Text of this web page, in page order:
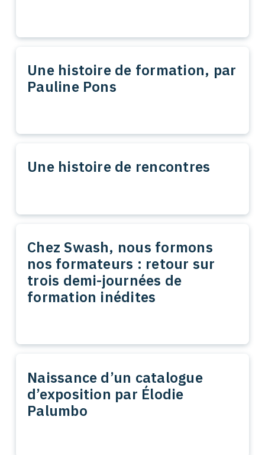
Une histoire de formation, par
Pauline Pons
Une histoire de rencontres
Chez Swash, nous formons
nos formateurs : retour sur
trois demi-journées de
formation inédites
Naissance d’un catalogue
d’exposition par Élodie
Palumbo